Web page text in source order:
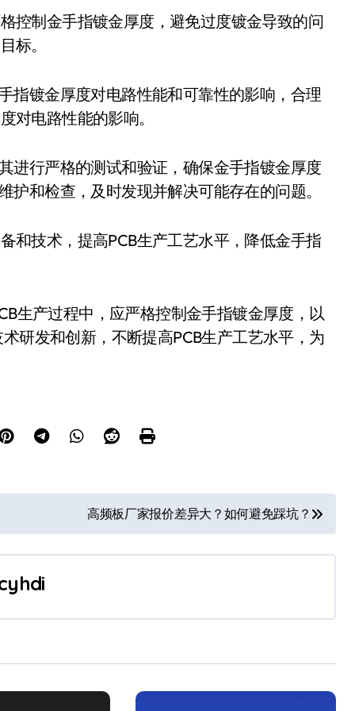
标。
对电路性能的影响。
和检查，及时发现并解决可能存在的问题。
生产过程中，应严格控制金手指镀金厚度，以
研发和创新，不断提高PCB生产工艺水平，为
高频板厂家报价差异大？如何避免踩坑？